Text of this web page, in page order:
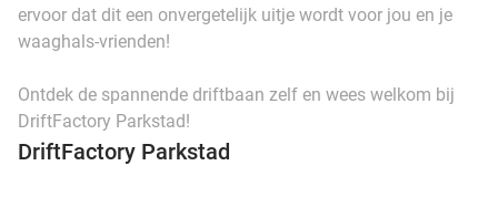
ervoor dat dit een onvergetelijk uitje wordt voor jou en je
waaghals-vrienden!
Ontdek de spannende driftbaan zelf en wees welkom bij
DriftFactory Parkstad!
DriftFactory Parkstad